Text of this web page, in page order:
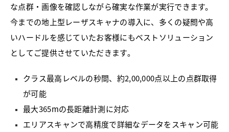
な点群・画像を確認しながら確実な作業が実行できます。
今までの地上型レーザスキャナの導入に、多くの疑問や高
いハードルを感じていたお客様にもベストソリューション
としてご提供させていただきます。
クラス最高レベルの秒間、約2,00,000点以上の点群取得
が可能
最大365mの長距離計測に対応
エリアスキャンで高精度で詳細なデータをスキャン可能